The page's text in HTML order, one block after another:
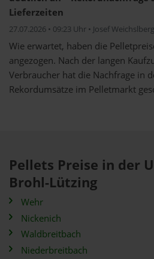
Lieferzeiten
27.07.2026 • 09:23 Uhr • Josef
Wie erwartet, haben die
angezogen. Nach der langen
Verbraucher hat die Nachfrage in
Rekordumsätze im Pelletmarkt
Pellets Preise in der
Brohl-Lützing
Wehr
Nickenich
Waldbreitbach
Niederbreitbach